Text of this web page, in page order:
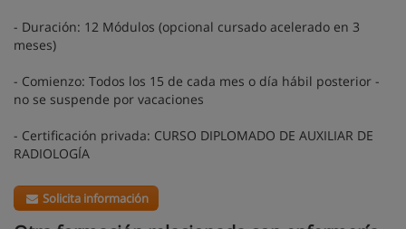
- Duración: 12 Módulos (opcional cursado acelerado en 3
meses)
- Comienzo: Todos los 15 de cada mes o día hábil posterior -
no se suspende por vacaciones
- Certificación privada: CURSO DIPLOMADO DE AUXILIAR DE
RADIOLOGÍA
Solicita información